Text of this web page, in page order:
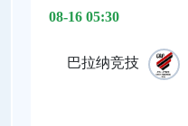
08-16 05:30
巴拉纳竞技